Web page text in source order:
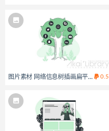
图片素材 网络信息树插画扁平场景0.5